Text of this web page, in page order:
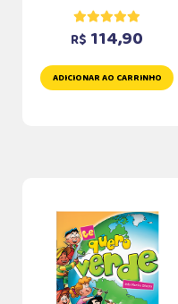
R$ 114,90
ADICIONAR AO CARRINHO